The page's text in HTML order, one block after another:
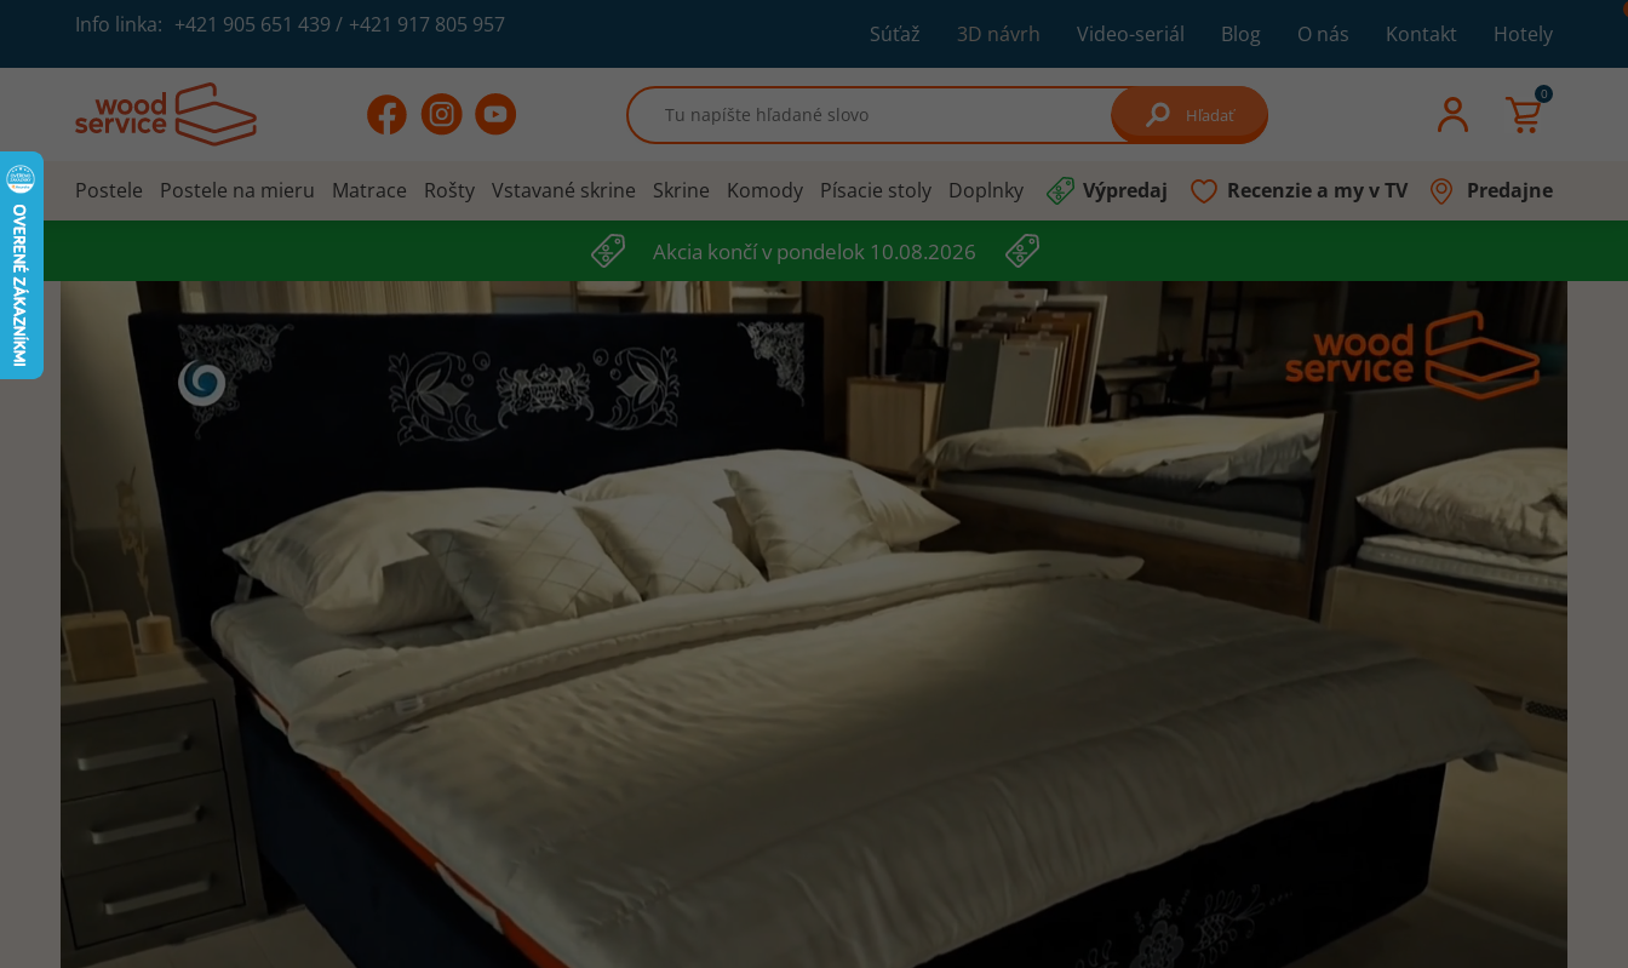
Info linka: +421 905 651 439 / +421 917 805 957 Súťaž 3D návrh Video-seriál Blog O nás Kontakt Hotely
Hľadať
0
Postele Postele na mieru Matrace Rošty Vstavané skrine Skrine Komody Písacie stoly Doplnky Výpredaj Recenzie a my v TV Predajne
Akcia končí v pondelok 10.08.2026